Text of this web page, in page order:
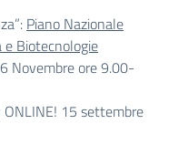
Piano Nazionale
e Biotecnologie
Novembre ore 9.00-
ONLINE! 15 settembre